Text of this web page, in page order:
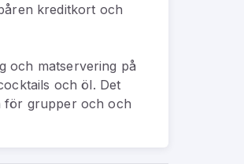
kreditkort och
och matservering på
och öl. Det
för grupper och och